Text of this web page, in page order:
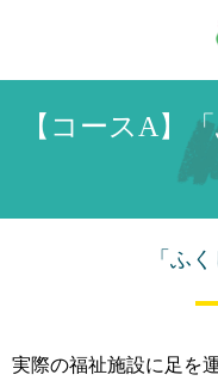
【コースA】
「ふ
実際の福祉施設に足を